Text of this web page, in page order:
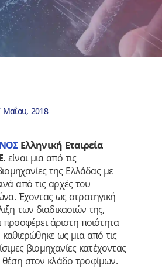
Μαΐου, 2018
Ελληνική Εταιρεία
είναι μια από τις
της Ελλάδας με
από τις αρχές του
Έχοντας ως στρατηγική
των διαδικασιών της,
άριστη ποιότητα
ως μια από τις
βιομηχανίες κατέχοντας
θέση στον κλάδο τροφίμων.